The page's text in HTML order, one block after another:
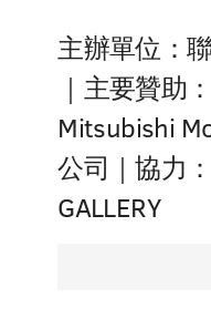
主辦單位：
｜主要贊助
Mitsubishi
公司｜協力
GALLERY